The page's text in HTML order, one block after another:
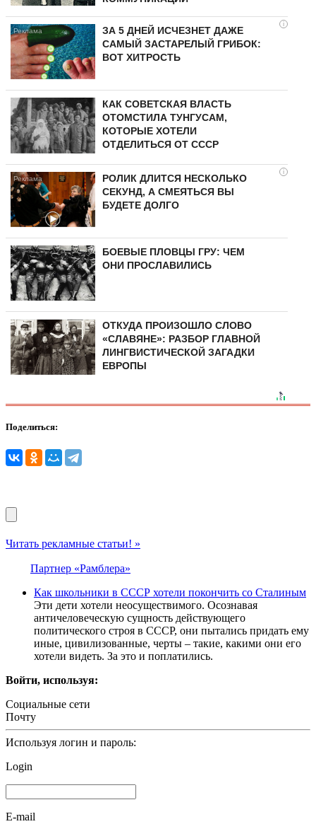
i
ЗА 5 ДНЕЙ ИСЧЕЗНЕТ ДАЖЕ
САМЫЙ ЗАСТАРЕЛЫЙ ГРИБОК:
ВОТ ХИТРОСТЬ
КАК СОВЕТСКАЯ ВЛАСТЬ
ОТОМСТИЛА ТУНГУCAМ,
КОТОРЫЕ ХОТЕЛИ
ОТДЕЛИТЬСЯ ОТ СССР
i
РОЛИК ДЛИТСЯ НЕСКОЛЬКО
СЕКУНД, А СМЕЯТЬСЯ ВЫ
БУДЕТЕ ДОЛГО
БОЕВЫЕ ПЛОВЦЫ ГРУ: ЧЕМ
ОНИ ПРОСЛАВИЛИСЬ
ОТКУДА ПРОИЗОШЛО СЛОВО
«СЛАВЯНЕ»: РАЗБОР ГЛАВНОЙ
ЛИНГВИСТИЧЕСКОЙ ЗАГАДКИ
ЕВРОПЫ
Поделиться:
Читать рекламные статьи! »
Партнер «Рамблера»
Как школьники в СССР хотели покончить со Сталиным
Эти дети хотели неосуществимого. Осознавая
античеловеческую сущность действующего
политического строя в СССР, они пытались придать ему
иные, цивилизованные, черты – такие, какими они его
хотели видеть. За это и поплатились.
Войти, используя:
Социальные сети
Почту
Используя логин и пароль:
Login
E-mail